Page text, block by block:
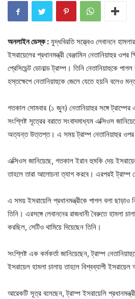
অনলাইন ডেস্ক : যুদ্ধবিরতি সত্ত্বেও লেবাননে
ইসরায়েলের প্রধানমন্ত্রী বেঞ্জামিন নেতানিয়াহুর ওপর
প্রেসিডেন্ট ডোনাল্ড ট্রাম্প। তিনি নেতানিয়াহুকে
হস্তক্ষেপে নেতানিয়াহুকে জেলে যেতে হয়নি বলেও
গতকাল সোমবার (১ জুন) নেতানিয়াহুর সঙ্গে
সংশ্লিষ্ট সূত্রের বরাতে সংবাদমাধ্যম এক্সিওস
অত্যন্ত উত্তপ্ত। এ সময় ট্রাম্প নেতানিয়াহুর ওপর
এক্সিওস জানিয়েছে, গতকাল ইরান হুমকি দেয়
তাহলে তারা আলোচনা ত্যাগ করবে। এরপরই ট্রাম্প
এ সময় ইসরায়েলি প্রধানমন্ত্রীকে পাগল বলা ছাড়াও
তিনি। এরসঙ্গে লেবাননের রাজধানী বৈরুতে হামলা
করছিল, সেটিও থামিয়ে দিয়েছেন তিনি।
সংশ্লিষ্ট এক কর্মকর্তা জানিয়েছেন, ট্রাম্প
ইসরায়েল হামলা চালায় তাহলে বিশ্বব্যাপী
আরেকটি সূত্র বলেছেন, ট্রাম্প ইসরায়েলি